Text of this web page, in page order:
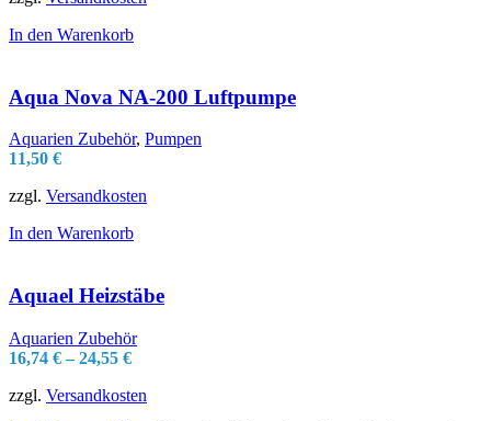
In den Warenkorb
Aqua Nova NA-200 Luftpumpe
Aquarien Zubehör, Pumpen
11,50 €
zzgl. Versandkosten
In den Warenkorb
Aquael Heizstäbe
Aquarien Zubehör
16,74 €–24,55 €
zzgl. Versandkosten